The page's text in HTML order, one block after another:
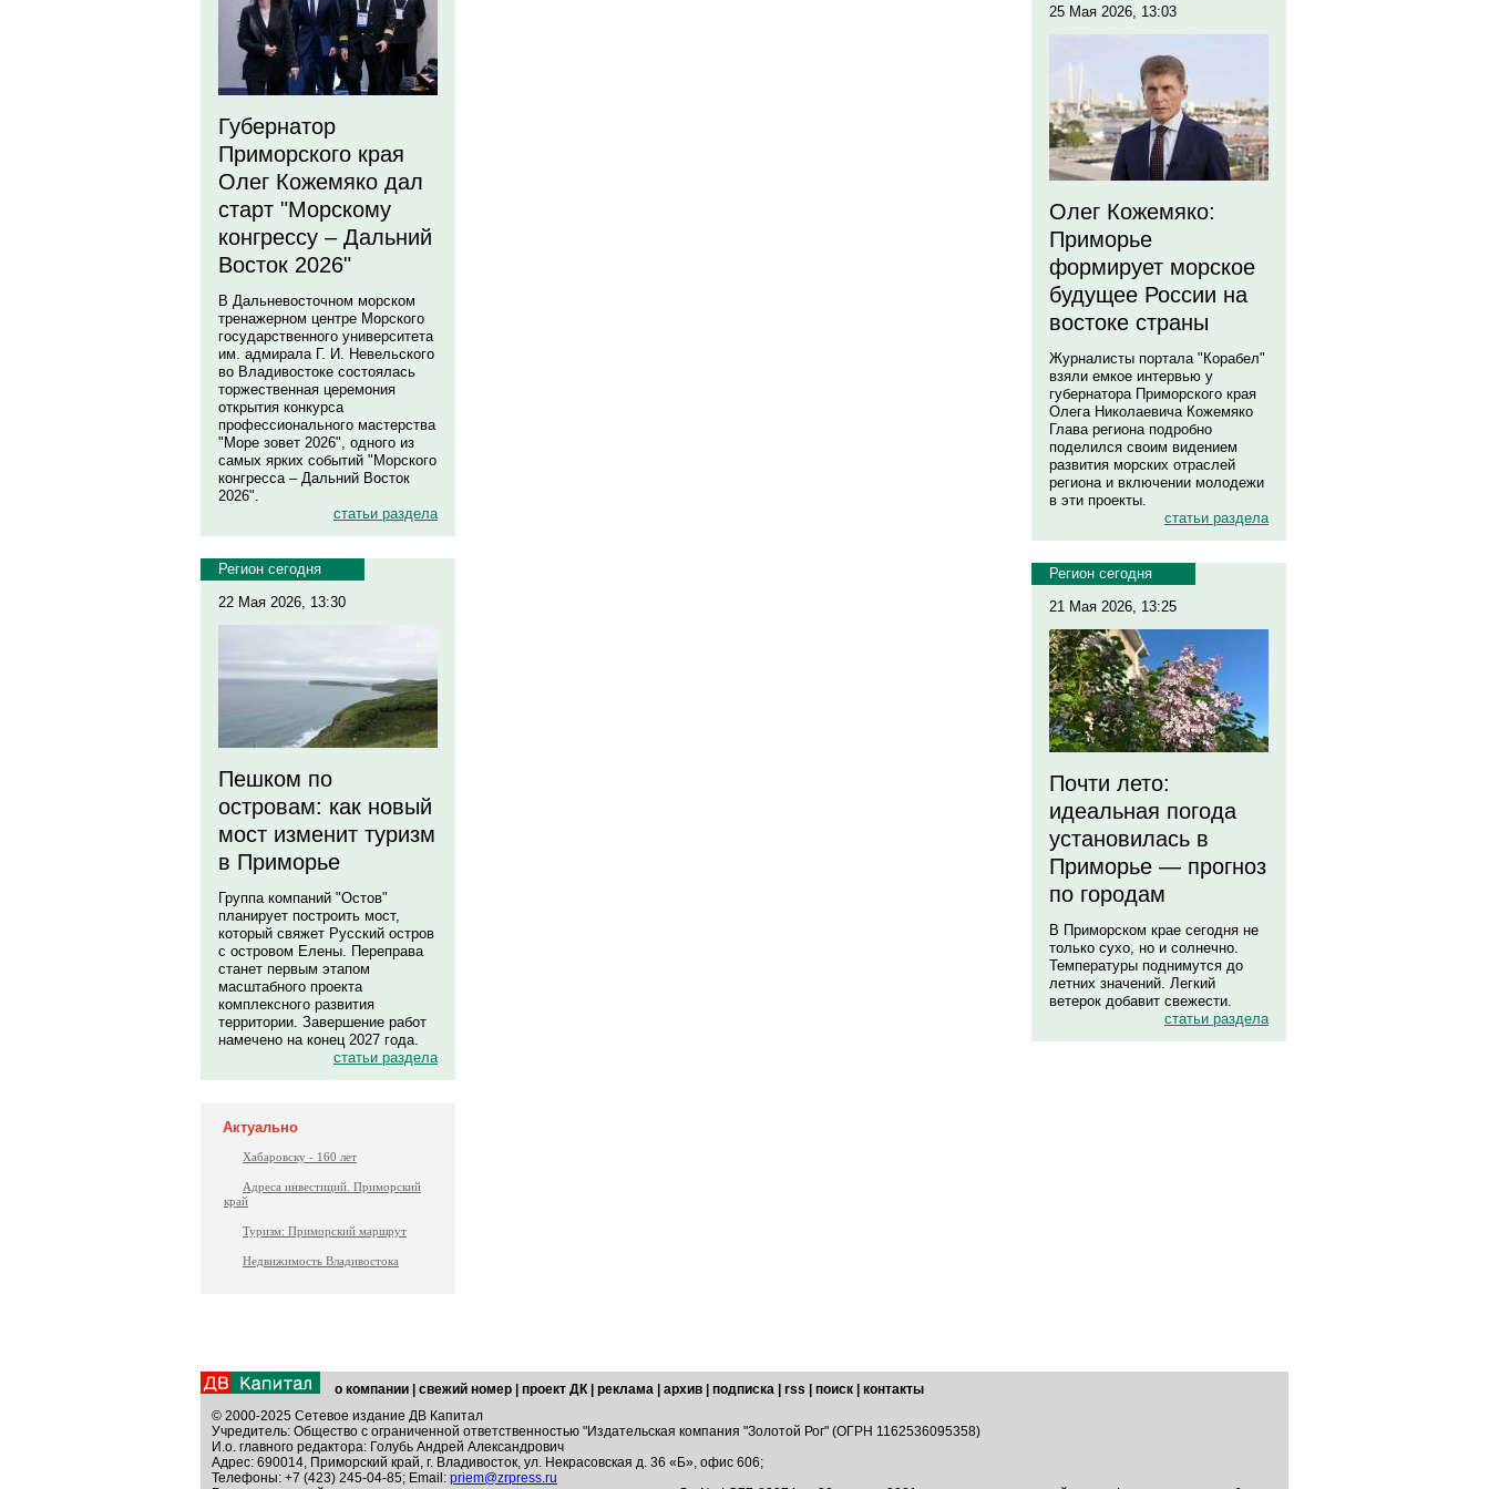
Губернатор
Приморского края
Олег Кожемяко дал
старт "Морскому
конгрессу – Дальний
Восток 2026"
В Дальневосточном морском
тренажерном центре Морского
государственного университета
им. адмирала Г. И. Невельского
во Владивостоке состоялась
торжественная церемония
открытия конкурса
профессионального мастерства
"Море зовет 2026", одного из
самых ярких событий "Морского
конгресса – Дальний Восток
2026".
статьи раздела
Регион сегодня
22 Мая 2026, 13:30
Пешком по
островам: как новый
мост изменит туризм
в Приморье
Группа компаний "Остов"
планирует построить мост,
который свяжет Русский остров
с островом Елены. Переправа
станет первым этапом
масштабного проекта
комплексного развития
территории. Завершение работ
намечено на конец 2027 года.
статьи раздела
Актуально
Хабаровску - 160 лет
Адреса инвестиций. Приморский
край
Туризм: Приморский маршрут
Недвижимость Владивостока
25 Мая 2026, 13:03
Олег Кожемяко:
Приморье
формирует морское
будущее России на
востоке страны
Журналисты портала "Корабел"
взяли емкое интервью у
губернатора Приморского края
Олега Николаевича Кожемяко
Глава региона подробно
поделился своим видением
развития морских отраслей
региона и включении молодежи
в эти проекты.
статьи раздела
Регион сегодня
21 Мая 2026, 13:25
Почти лето:
идеальная погода
установилась в
Приморье — прогноз
по городам
В Приморском крае сегодня не
только сухо, но и солнечно.
Температуры поднимутся до
летних значений. Легкий
ветерок добавит свежести.
статьи раздела
о компании свежий номер проект ДК реклама архив подписка rss поиск
контакты
© 2000-2025 Сетевое издание ДВ Капитал
Учредитель: Общество с ограниченной ответственностью "Издательская компания "Золотой Рог" (ОГРН 1162536095358)
И.о. главного редактора: Голубь Андрей Александрович
Адрес: 690014, Приморский край, г. Владивосток, ул. Некрасовская д. 36 «Б», офис 606;
Телефоны: +7 (423) 245-04-85; Email: priem@zrpress.ru